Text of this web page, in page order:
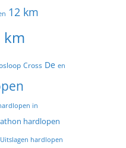
12 km
km
Cross De en
in
hardlopen
Uitslagen hardlopen